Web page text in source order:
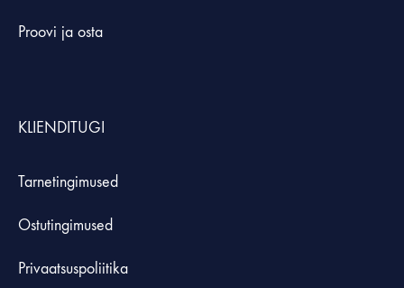
Proovi ja osta
KLIENDITUGI
Tarnetingimused
Ostutingimused
Privaatsuspoliitika